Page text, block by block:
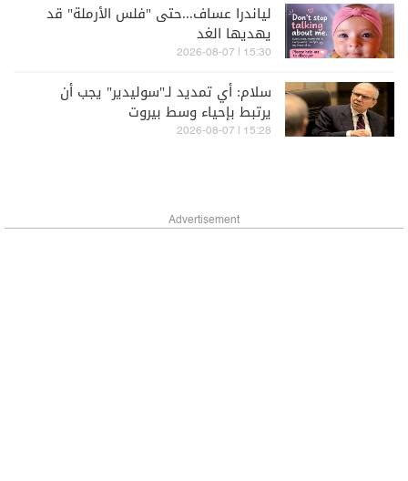
لياندرا عساف...حتى "فلس الأرملة" قد
يهديها الغد
15:30 | 2026-08-07
سلام: أي تمديد لـ"سوليدير" يجب أن
يرتبط بإحياء وسط بيروت
15:28 | 2026-08-07
Advertisement